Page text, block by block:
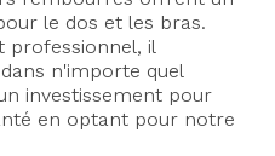
le dos et les bras.
professionnel, il
n'importe quel
investissement pour
en optant pour notre